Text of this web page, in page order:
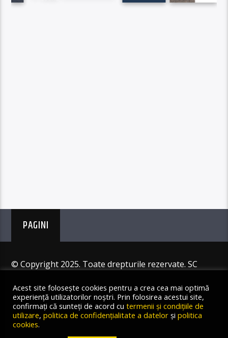
PAGINI
© Copyright 2025. Toate drepturile rezervate. SC
Acest site folosește cookies pentru a crea cea mai optimă
experiență utilizatorilor noștri. Prin folosirea acestui site,
confirmați că sunteți de acord cu termenii și condițiile de
utilizare, politica de confidențialitate a datelor și politica
cookies.